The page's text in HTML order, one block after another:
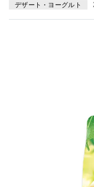
デザート・ヨーグルト